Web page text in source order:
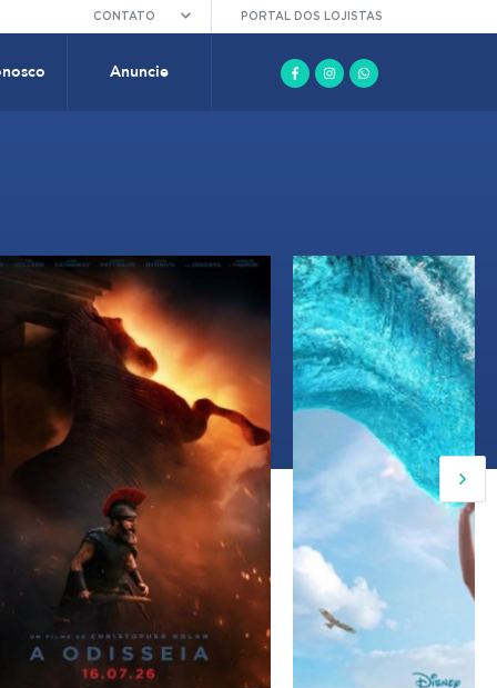
PORTAL DOS LOJISTAS
CONTATO
Anuncie
18:50 17:15